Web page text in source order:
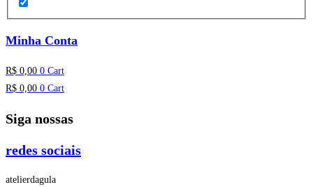
Minha Conta
R$ 0,00 0 Cart
R$ 0,00 0 Cart
Siga nossas
redes sociais
atelierdagula